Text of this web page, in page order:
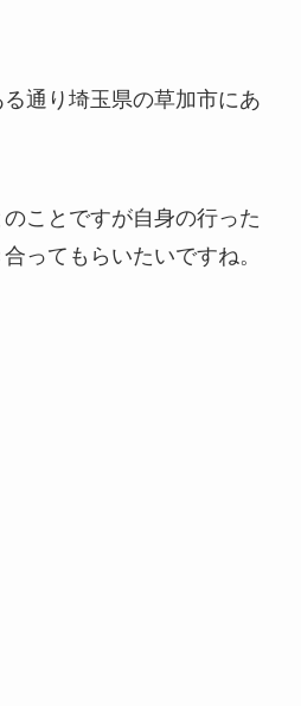
通り埼玉県の草加市にあ
ことですが自身の行った
ってもらいたいですね。